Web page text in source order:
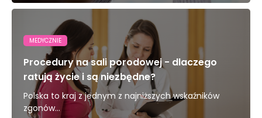
MEDYCZNIE
Procedury na sali porodowej - dlaczego
ratują życie i są niezbędne?
Polska to kraj z jednym z najniższych wskaźników
zgonów...